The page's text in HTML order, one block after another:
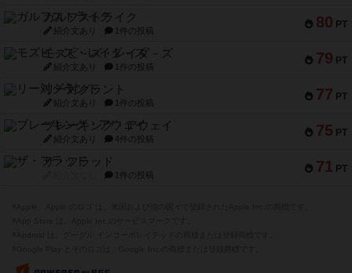
80 PT
ガルフストライク
紹介文あり 1件の投稿
79 PT
モズビ－ズ・レイダ－ズ
紹介文あり 1件の投稿
77 PT
リー対グラント
紹介文あり 1件の投稿
75 PT
ブレーキング・アウェイ
紹介文あり 4件の投稿
71 PT
ザ・フラッド
1件の投稿